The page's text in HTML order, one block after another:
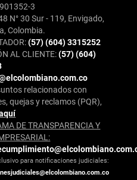
3
N° 30 Sur - 119, Envigado,
Colombia.
(57) (604) 3315252
AL CLIENTE:(57) (604)
relacionados con
quejas y reclamos (PQR),
DE TRANSPARENCIA Y
para notificaciones judiciales: